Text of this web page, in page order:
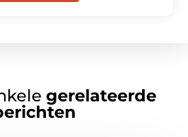
gerelateerde